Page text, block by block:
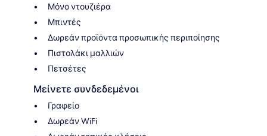
Μόνο ντουζιέρα
Μπιντές
Δωρεάν προϊόντα προσωπικής περιποίησης
Πιστολάκι μαλλιών
Πετσέτες
Μείνετε συνδεδεμένοι
Γραφείο
Δωρεάν WiFi